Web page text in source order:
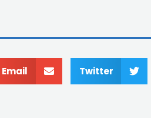
Twitter
Email